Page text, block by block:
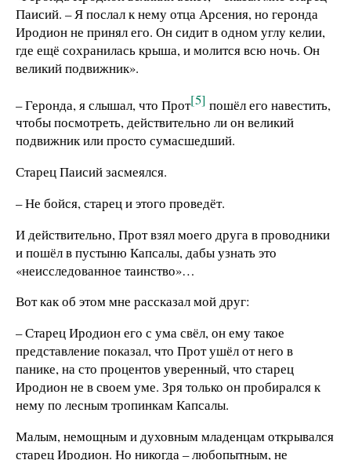
Паисий. – Я послал к нему отца Арсения, но геронда
Иродион не принял его. Он сидит в одном углу келии,
где ещё сохранилась крыша, и молится всю ночь. Он
великий подвижник».
– Геронда, я слышал, что Прот[5] пошёл его навестить,
чтобы посмотреть, действительно ли он великий
подвижник или просто сумасшедший.
Старец Паисий засмеялся.
– Не бойся, старец и этого проведёт.
И действительно, Прот взял моего друга в проводники
и пошёл в пустыню Капсалы, дабы узнать это
«неисследованное таинство»…
Вот как об этом мне рассказал мой друг:
– Старец Иродион его с ума свёл, он ему такое
представление показал, что Прот ушёл от него в
панике, на сто процентов уверенный, что старец
Иродион не в своем уме. Зря только он пробирался к
нему по лесным тропинкам Капсалы.
Малым, немощным и духовным младенцам открывался
старец Иродион. Но никогда – любопытным, не